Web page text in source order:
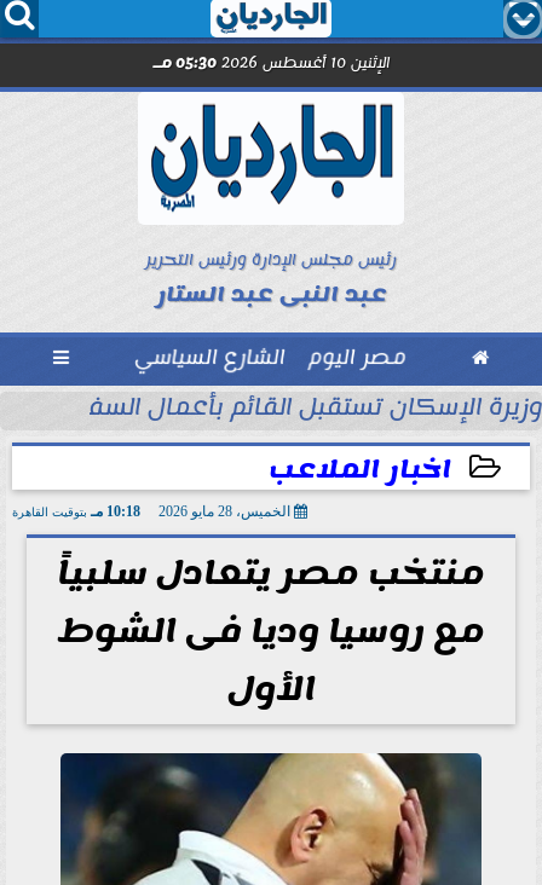
  
الإثنين 10 أغسطس 2026 05:30 مـ
رئيس مجلس الإدارة ورئيس التحرير
عبد النبى عبد الستار
 مصر اليوم الشارع السياسي 
تصنع الأمانة ما...
وزيرة الإسكان تستقبل القائم بأعمال السفير
اخبار الملاعب
الخميس، 28 مايو 2026 10:18 مـ بتوقيت القاهرة
منتخب مصر يتعادل سلبياً
مع روسيا وديا فى الشوط
الأول